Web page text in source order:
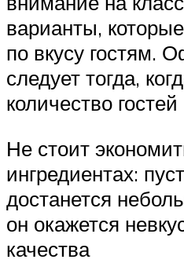
варианты,
по вкусу гостям.
следует тогда,
количество гостей
Не стоит
ингредиентах:
достанется
он окажется
качества